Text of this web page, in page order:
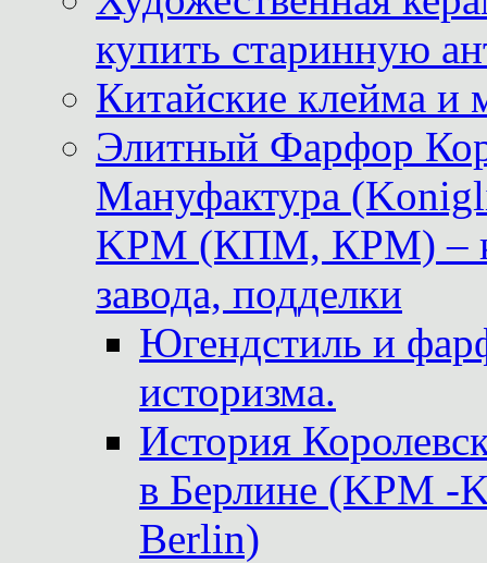
купить старинную
Китайские клейма и
Элитный Фарфор
Мануфактура
KPM (КПМ, КРМ) –
завода, подделки
Югендстиль и
историзма.
История
в Берлине (KPM -
Berlin)